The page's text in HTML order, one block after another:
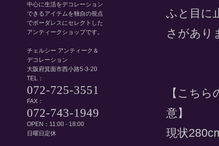
ふと目に
さがあり
【こち
意】
現状
中心に生活をデコレーション
できるアイテムを独自の視点
でボーダレスにセレクトした
アンティークショップです。
チェルシー アンティーク＆
デコレーション
大阪府箕面市西小路5-3-20
TEL：
072-725-3551
FAX：
072-743-1949
OPEN：11:00 - 18:00
日曜日定休